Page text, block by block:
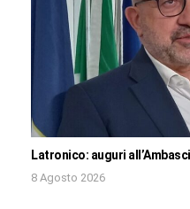
Latronico: auguri
8 Agosto 2026